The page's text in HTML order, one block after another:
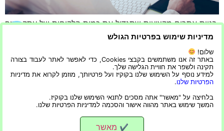
.בניית אתרים מקצועית שתגדיל את כמות הלקוחות של עסק בנוף
העסקי התחרותי של היום, אתר אינטרנט מקצועי הוא חיוני
למשיכת לקוחות ושימורם. מאמר זה ידון במרכיבים המרכזיים של
בניית אתר איכותי שיכול להגדיל את קהל הלקוחות של העסק. עוד
מאמרים שיכולים לעניין אתכם: עיצוב מקצועי לאתר העסק
בשילוב עם אסטרטגיית המיתוג שנקבעה על ידי מיטב […]
מגזין עיצוב חוויית משתמש ושיפור אחוזרי המרה
כל הזכויות שמורות
מדיניות שימוש בפרטיות הגולש
שלום!
באתר זה אנו משתמשים בקבצי Cookies, כדי לאפשר לאתר לעבוד בצורה
תקינה ולשפר את חוויית הגלישה שלך.
למידע נוסף על השימוש שלנו בקוקיז ועל פרטיותך, מוזמן לקרוא את מדיניות
הפרטיות שלנו.
בלחיצה על "מאשר" אתה מסכים לתנאי השימוש שלנו בקוקיז.
המשך שימוש באתר מהווה אישור והסכמה למדיניות הפרטיות שלנו.
✔ מאשר